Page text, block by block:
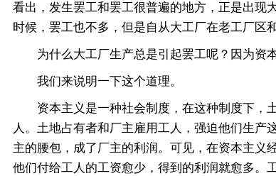
看出，发生罢工和罢工很普遍的地方，正是出现
时候，罢工也不多，但是自从大工厂在老工厂区
为什么大工厂生产总是引起罢工呢？因为资本
我们来说明一下这个道理。
资本主义是一种社会制度，在这种制度下，土
人。土地占有者和厂主雇用工人，强迫他们生
主的腰包，成了厂主的利润。可见，在资本主义
他们付给工人的工资愈少，得到的利润就愈多。